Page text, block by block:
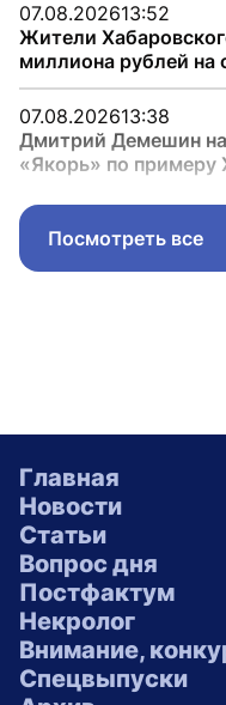
07.08.202613:52
Жители
миллиона рублей на
07.08.202613:38
Дмитрий Демешин
«Якорь» по примеру
Посмотреть все
Главная
Новости
Статьи
Вопрос дня
Постфактум
Некролог
Внимание,
Спецвыпуски